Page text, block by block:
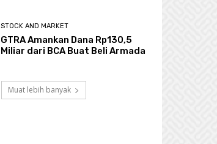
STOCK AND MARKET
GTRA Amankan Dana Rp130,5
Miliar dari BCA Buat Beli Armada
Muat lebih banyak